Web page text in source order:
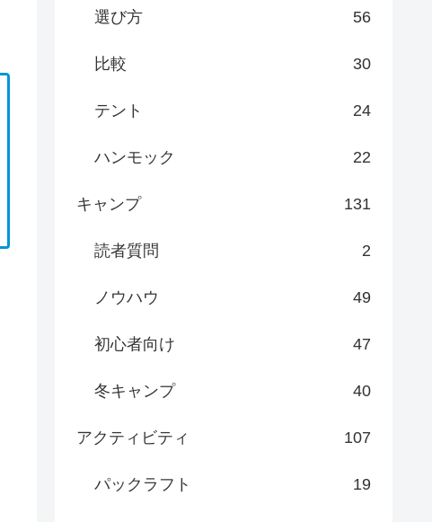
選び方 56
比較 30
テント 24
ハンモック 22
キャンプ 131
読者質問 2
ノウハウ 49
初心者向け 47
冬キャンプ 40
アクティビティ 107
パックラフト 19